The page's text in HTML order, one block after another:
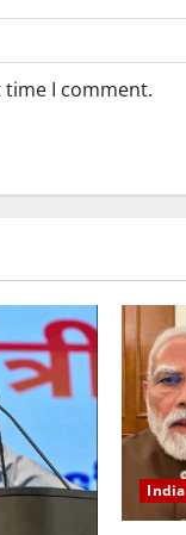
I comment.
India